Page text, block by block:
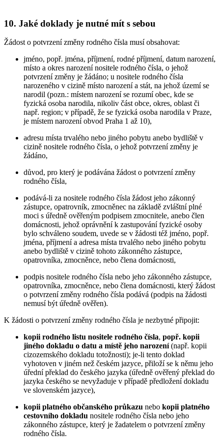
10. Jaké doklady je nutné mít s sebou
Žádost o potvrzení změny rodného čísla musí obsahovat:
jméno, popř. jména, příjmení, rodné příjmení, datum narození,
místo a okres narození nositele rodného čísla, o jehož
potvrzení změny je žádáno; u nositele rodného čísla
narozeného v cizině místo narození a stát, na jehož území se
narodil (pozn.: místem narození se rozumí obec, kde se
fyzická osoba narodila, nikoliv část obce, okres, oblast či
např. region; v případě, že se fyzická osoba narodila v Praze,
je místem narození obvod Praha 1 až 10),
adresu místa trvalého nebo jiného pobytu anebo bydliště v
cizině nositele rodného čísla, o jehož potvrzení změny je
žádáno,
důvod, pro který je podávána žádost o potvrzení změny
rodného čísla,
podává-li za nositele rodného čísla žádost jeho zákonný
zástupce, opatrovník, zmocněnec na základě zvláštní plné
moci s úředně ověřeným podpisem zmocnitele, anebo člen
domácnosti, jehož oprávnění k zastupování fyzické osoby
bylo schváleno soudem, uvede se v žádosti též jméno, popř.
jména, příjmení a adresa místa trvalého nebo jiného pobytu
anebo bydliště v cizině tohoto zákonného zástupce,
opatrovníka, zmocněnce, nebo člena domácnosti,
podpis nositele rodného čísla nebo jeho zákonného zástupce,
opatrovníka, zmocněnce, nebo člena domácnosti, který žádost
o potvrzení změny rodného čísla podává (podpis na žádosti
nemusí být úředně ověřen).
K žádosti o potvrzení změny rodného čísla je nezbytné připojit:
kopii rodného listu nositele rodného čísla, popř. kopii
jiného dokladu o datu a místě jeho narození(např. kopii
cizozemského dokladu totožnosti); je-li tento doklad
vyhotoven v jiném než českém jazyce, přiloží se k němu jeho
úřední překlad do českého jazyka (úředně ověřený překlad do
jazyka českého se nevyžaduje v případě předložení dokladu
ve slovenském jazyce),
kopii platného občanského průkazu nebo kopii platného
cestovního dokladu nositele rodného čísla nebo jeho
zákonného zástupce, který je žadatelem o potvrzení změny
rodného čísla.